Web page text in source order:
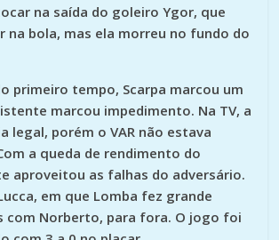
na saída do goleiro Ygor, que
na bola, mas ela morreu no fundo do
primeiro tempo, Scarpa marcou um
marcou impedimento. Na TV, a
legal, porém o VAR não estava
a queda de rendimento do
aproveitou as falhas do adversário.
em que Lomba fez grande
com Norberto, para fora. O jogo foi